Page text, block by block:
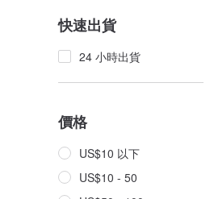
快速出貨
24 小時出貨
價格
US$10 以下
US$10 - 50